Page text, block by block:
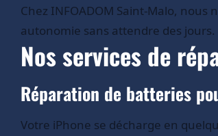
Chez INFOADOM Saint-Malo,
autonomie sans attendre des jours.
Nos services de
Réparation de batteries
Votre iPhone se décharge en